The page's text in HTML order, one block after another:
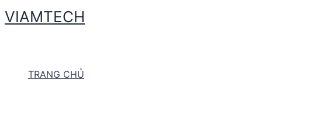
Skip
to
VIAMTECH
TRANG CHỦ